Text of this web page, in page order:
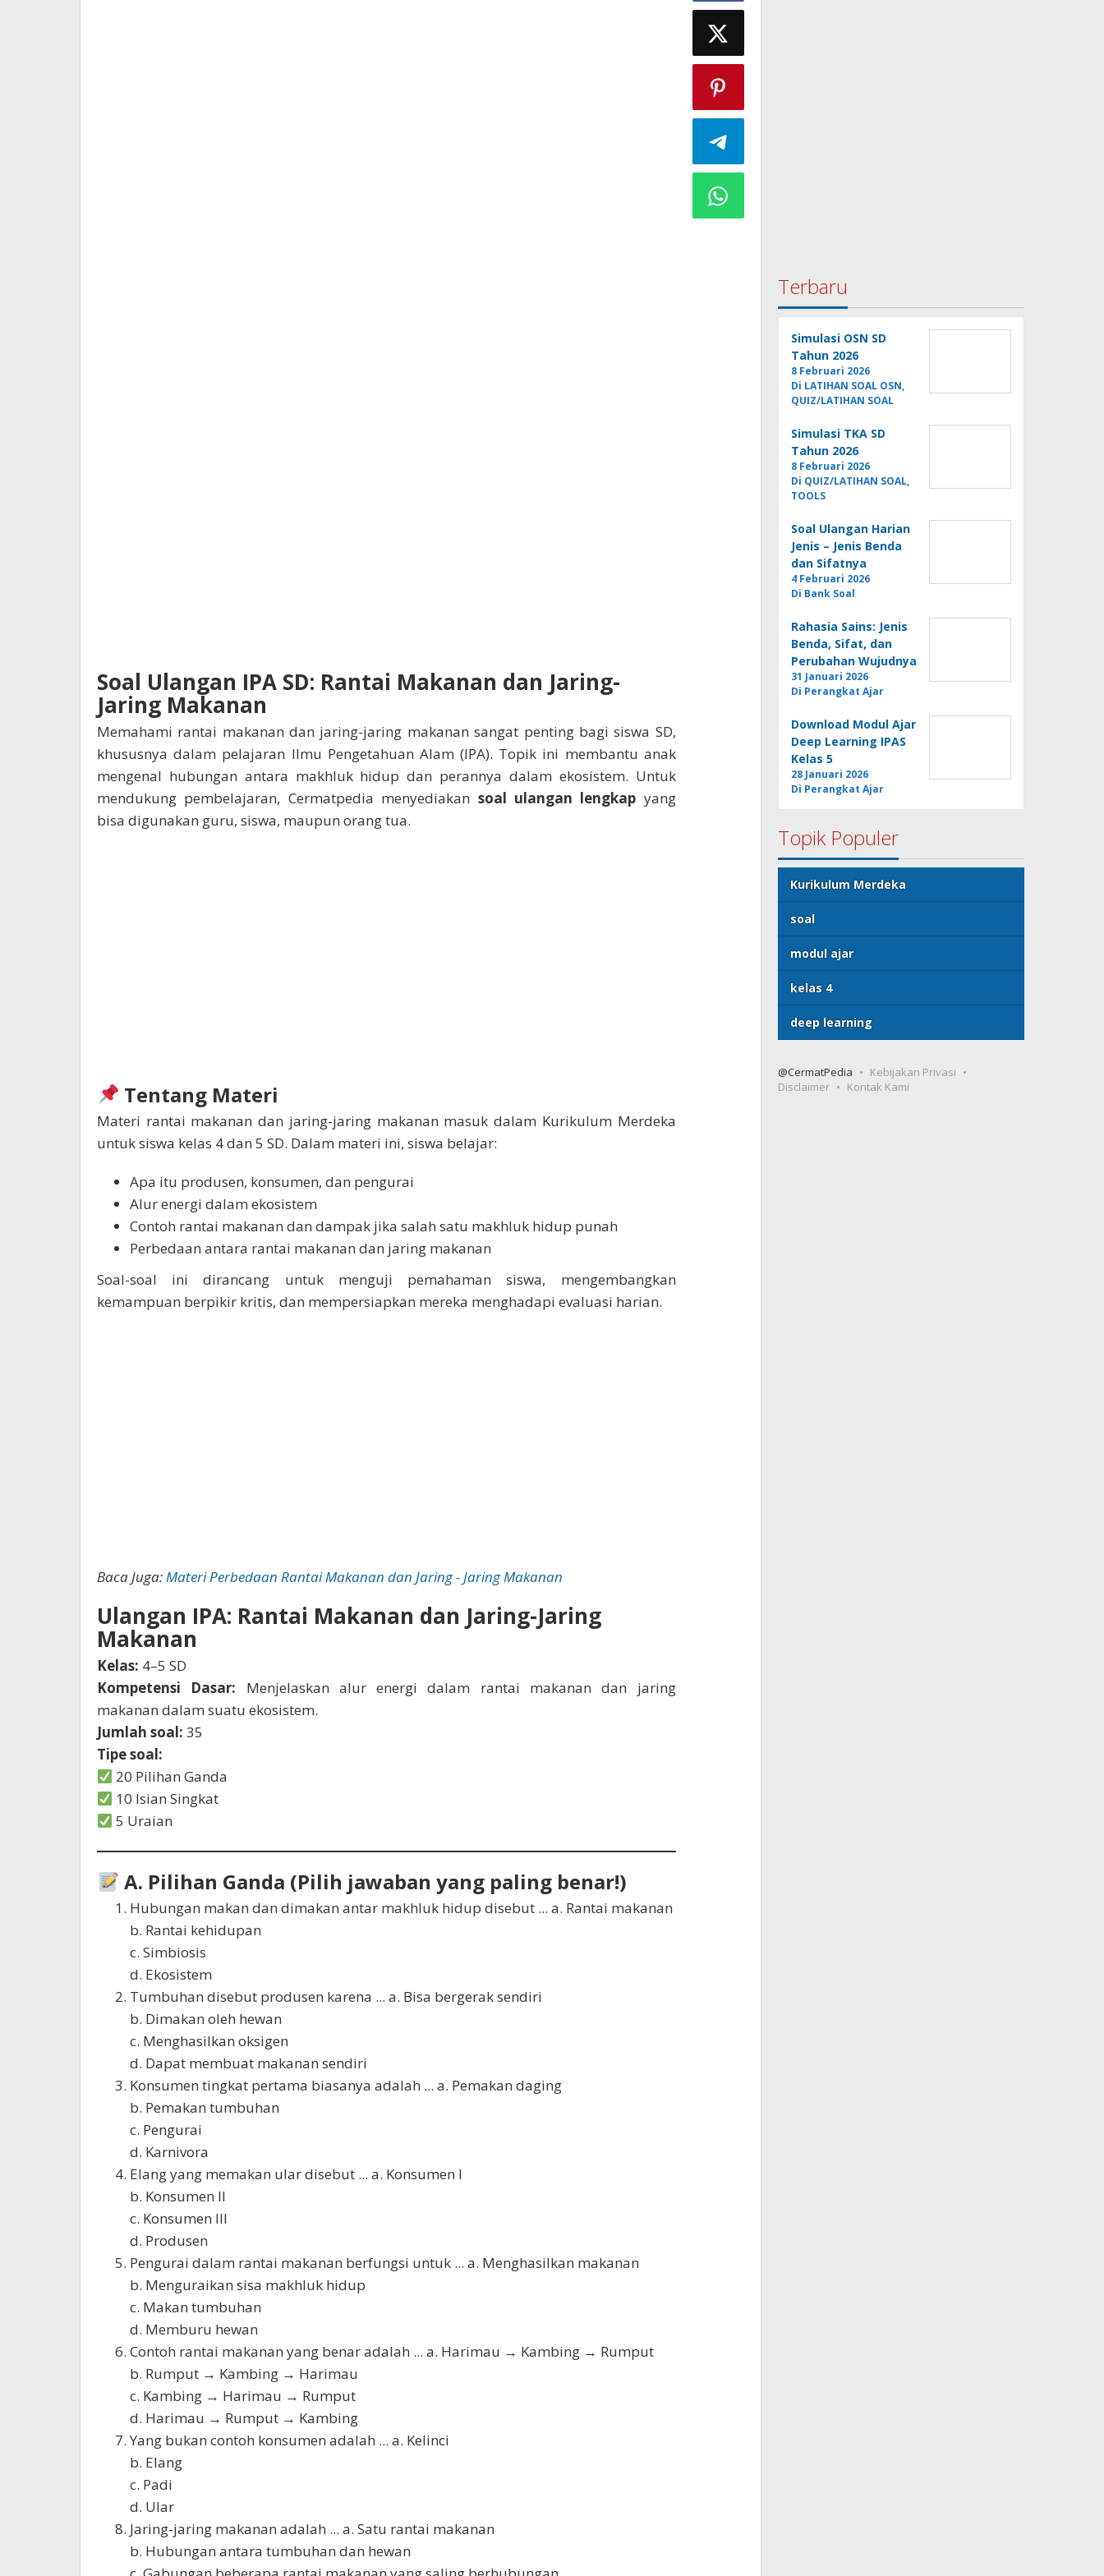
Soal Ulangan IPA SD: Rantai Makanan dan Jaring-
Jaring Makanan
Memahami rantai makanan dan jaring-jaring makanan sangat penting bagi siswa SD,
khususnya dalam pelajaran Ilmu Pengetahuan Alam (IPA). Topik ini membantu anak
mengenal hubungan antara makhluk hidup dan perannya dalam ekosistem. Untuk
mendukung pembelajaran, Cermatpedia menyediakan soal ulangan lengkap yang
bisa digunakan guru, siswa, maupun orang tua.
Tentang Materi
Materi rantai makanan dan jaring-jaring makanan masuk dalam Kurikulum Merdeka
untuk siswa kelas 4 dan 5 SD. Dalam materi ini, siswa belajar:
Apa itu produsen, konsumen, dan pengurai
Alur energi dalam ekosistem
Contoh rantai makanan dan dampak jika salah satu makhluk hidup punah
Perbedaan antara rantai makanan dan jaring makanan
Soal-soal ini dirancang untuk menguji pemahaman siswa, mengembangkan
kemampuan berpikir kritis, dan mempersiapkan mereka menghadapi evaluasi harian.
Baca Juga:Materi Perbedaan Rantai Makanan dan Jaring - Jaring Makanan
Ulangan IPA: Rantai Makanan dan Jaring-Jaring
Makanan
Kelas: 4–5 SD
Kompetensi Dasar: Menjelaskan alur energi dalam rantai makanan dan jaring
makanan dalam suatu ekosistem.
Jumlah soal: 35
Tipe soal:
20 Pilihan Ganda
10 Isian Singkat
5 Uraian
A. Pilihan Ganda (Pilih jawaban yang paling benar!)
Hubungan makan dan dimakan antar makhluk hidup disebut ... a. Rantai makanan
b. Rantai kehidupan
c. Simbiosis
d. Ekosistem
Tumbuhan disebut produsen karena ... a. Bisa bergerak sendiri
b. Dimakan oleh hewan
c. Menghasilkan oksigen
d. Dapat membuat makanan sendiri
Konsumen tingkat pertama biasanya adalah ... a. Pemakan daging
b. Pemakan tumbuhan
c. Pengurai
d. Karnivora
Elang yang memakan ular disebut ... a. Konsumen I
b. Konsumen II
c. Konsumen III
d. Produsen
Pengurai dalam rantai makanan berfungsi untuk ... a. Menghasilkan makanan
b. Menguraikan sisa makhluk hidup
c. Makan tumbuhan
d. Memburu hewan
Contoh rantai makanan yang benar adalah ... a. Harimau → Kambing → Rumput
b. Rumput → Kambing → Harimau
c. Kambing → Harimau → Rumput
d. Harimau → Rumput → Kambing
Yang bukan contoh konsumen adalah ... a. Kelinci
b. Elang
c. Padi
d. Ular
Jaring-jaring makanan adalah ... a. Satu rantai makanan
b. Hubungan antara tumbuhan dan hewan
Terbaru
Simulasi OSN SD
Tahun 2026
8 Februari 2026
Di LATIHAN SOAL OSN,
QUIZ/LATIHAN SOAL
Simulasi TKA SD
Tahun 2026
8 Februari 2026
Di QUIZ/LATIHAN SOAL,
TOOLS
Soal Ulangan Harian
Jenis – Jenis Benda
dan Sifatnya
4 Februari 2026
Di Bank Soal
Rahasia Sains: Jenis
Benda, Sifat, dan
Perubahan Wujudnya
31 Januari 2026
Di Perangkat Ajar
Download Modul Ajar
Deep Learning IPAS
Kelas 5
28 Januari 2026
Di Perangkat Ajar
Topik Populer
Kurikulum Merdeka
soal
modul ajar
kelas 4
deep learning
@CermatPedia
Kebijakan Privasi
Disclaimer
Kontak Kami